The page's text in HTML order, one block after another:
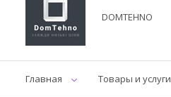
DOMTEHNO
Главная Товары и услуги